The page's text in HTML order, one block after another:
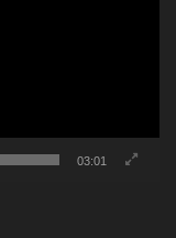
03:01